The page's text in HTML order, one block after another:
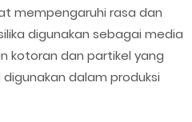
mempengaruhi rasa dan
digunakan sebagai media
kotoran dan partikel yang
dalam produksi